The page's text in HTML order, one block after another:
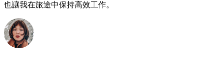
也讓我在旅途中保持高效工作。